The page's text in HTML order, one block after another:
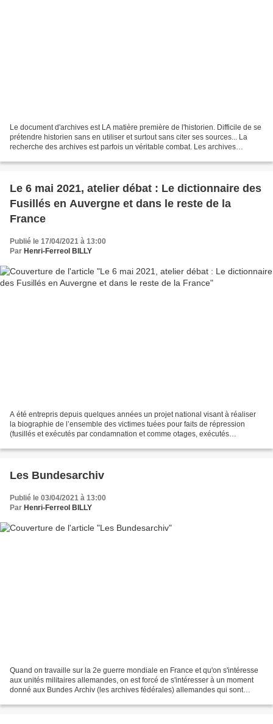
Le document d'archives est LA matière première de l'historien. Difficile de se
prétendre historien sans en utiliser et surtout sans citer ses sources... La
recherche des archives est parfois un véritable combat. Les archives
Le 6 mai 2021, atelier débat : Le dictionnaire des
Fusillés en Auvergne et dans le reste de la
France
Publié le 17/04/2021 à 13:00
Par Henri-Ferreol BILLY
A été entrepris depuis quelques années un projet national visant à réaliser
la biographie de l’ensemble des victimes tuées pour faits de répression
(fusillés et exécutés par condamnation et comme otages, exécutés
Les Bundesarchiv
Publié le 03/04/2021 à 13:00
Par Henri-Ferreol BILLY
Quand on travaille sur la 2e guerre mondiale en France et qu'on s'intéresse
aux unités militaires allemandes, on est forcé de s'intéresser à un moment
donné aux Bundes Archiv (les archives fédérales) allemandes qui sont